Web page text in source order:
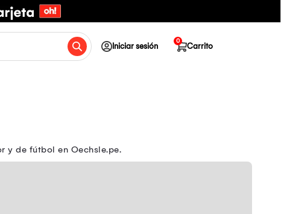
Iniciar sesión Carrito
0
y de fútbol en Oechsle.pe.